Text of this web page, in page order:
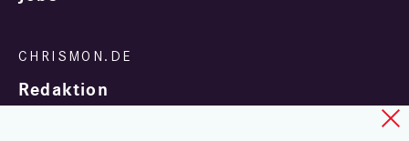
Redaktion